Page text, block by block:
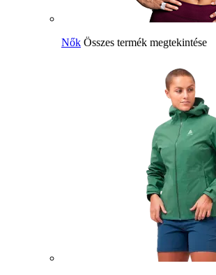
Nők Összes termék megtekintése